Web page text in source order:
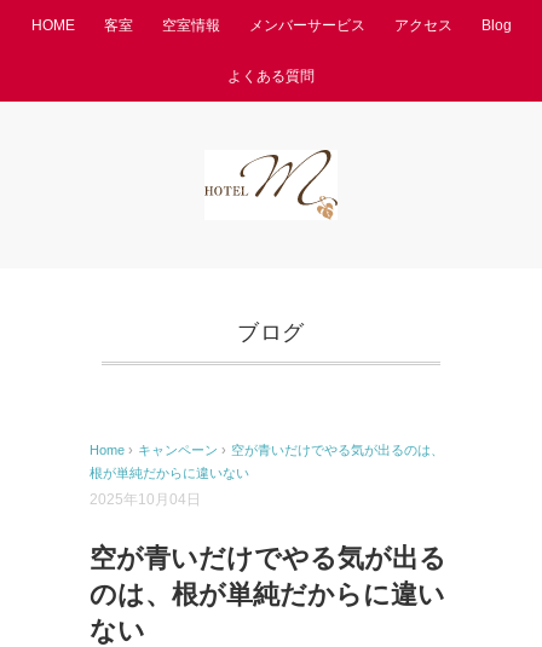
HOME 客室 空室情報 メンバーサービス アクセス Blog
よくある質問
ブログ
Home › キャンペーン › 空が青いだけでやる気が出るのは、
根が単純だからに違いない
2025年10月04日
空が青いだけでやる気が出る
のは、根が単純だからに違い
ない